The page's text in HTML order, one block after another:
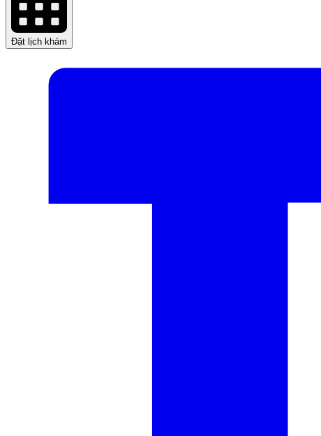
Đặt lịch khám